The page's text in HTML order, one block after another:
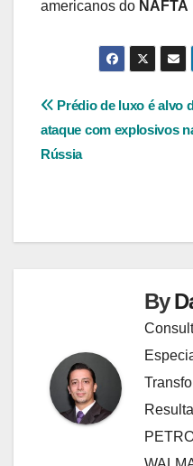
americanos do NAFTA
Navegação
de
Prédio de luxo é alvo
ataque com explosivos
Rússia
By